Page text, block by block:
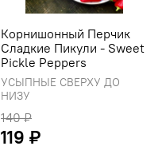
Корнишонный Перчик
Сладкие Пикули - Sweet
Pickle Peppers
УСЫПНЫЕ СВЕРХУ ДО
НИЗУ
140 ₽
119 ₽